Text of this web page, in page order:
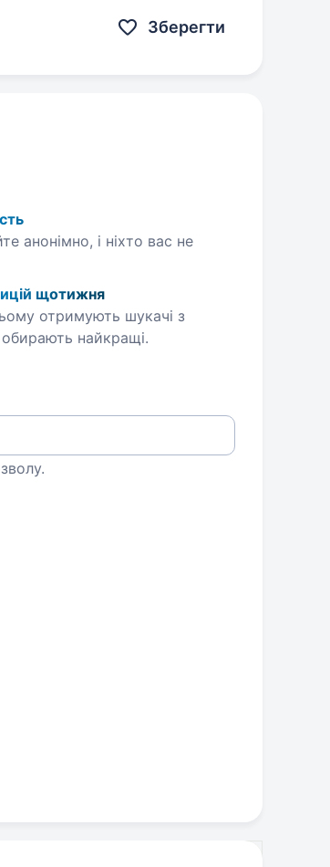
Зберегти
анонімно, і ніхто вас не
щотижня
отримують шукачі з
найкращі.